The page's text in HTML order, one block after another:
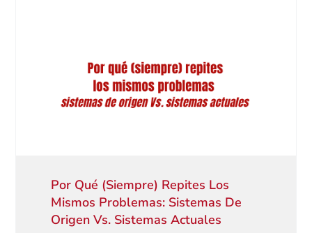
Por Qué (siempre) Repites Los
Mismos Problemas: Sistemas De
Origen Vs. Sistemas Actuales